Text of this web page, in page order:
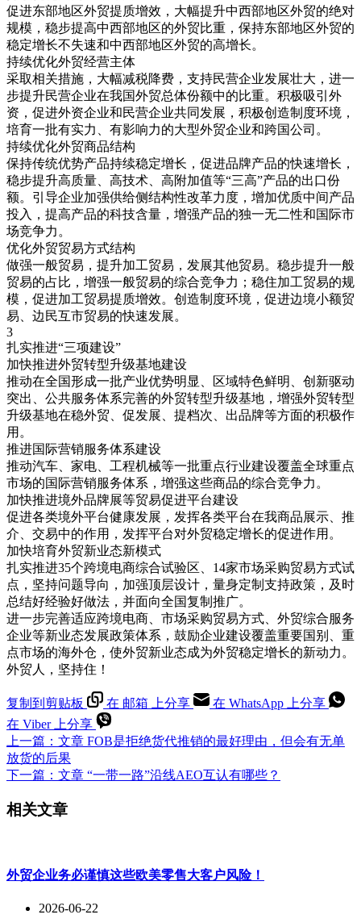
促进东部地区外贸提质增效，大幅提升中西部地区外贸的绝对
规模，稳步提高中西部地区的外贸比重，保持东部地区外贸的
稳定增长不失速和中西部地区外贸的高增长。
持续优化外贸经营主体
采取相关措施，大幅减税降费，支持民营企业发展壮大，进一
步提升民营企业在我国外贸总体份额中的比重。积极吸引外
资，促进外资企业和民营企业共同发展，积极创造制度环境，
培育一批有实力、有影响力的大型外贸企业和跨国公司。
持续优化外贸商品结构
保持传统优势产品持续稳定增长，促进品牌产品的快速增长，
稳步提升高质量、高技术、高附加值等“三高”产品的出口份
额。引导企业加强供给侧结构性改革力度，增加优质中间产品
投入，提高产品的科技含量，增强产品的独一无二性和国际市
场竞争力。
优化外贸贸易方式结构
做强一般贸易，提升加工贸易，发展其他贸易。稳步提升一般
贸易的占比，增强一般贸易的综合竞争力；稳住加工贸易的规
模，促进加工贸易提质增效。创造制度环境，促进边境小额贸
易、边民互市贸易的快速发展。
3
扎实推进“三项建设”
加快推进外贸转型升级基地建设
推动在全国形成一批产业优势明显、区域特色鲜明、创新驱动
突出、公共服务体系完善的外贸转型升级基地，增强外贸转型
升级基地在稳外贸、促发展、提档次、出品牌等方面的积极作
用。
推进国际营销服务体系建设
推动汽车、家电、工程机械等一批重点行业建设覆盖全球重点
市场的国际营销服务体系，增强这些商品的综合竞争力。
加快推进境外品牌展等贸易促进平台建设
促进各类境外平台健康发展，发挥各类平台在我商品展示、推
介、交易中的作用，发挥平台对外贸稳定增长的促进作用。
加快培育外贸新业态新模式
扎实推进35个跨境电商综合试验区、14家市场采购贸易方式试
点，坚持问题导向，加强顶层设计，量身定制支持政策，及时
总结好经验好做法，并面向全国复制推广。
进一步完善适应跨境电商、市场采购贸易方式、外贸综合服务
企业等新业态发展政策体系，鼓励企业建设覆盖重要国别、重
点市场的海外仓，使外贸新业态成为外贸稳定增长的新动力。
外贸人，坚持住！
复制到剪贴板 在 邮箱 上分享
在 WhatsApp 上分享
在 Viber 上分享
上一篇： 文章 FOB是拒绝货代推销的最好理由，但会有无单
放货的后果
下一篇： 文章 “一带一路”沿线AEO互认有哪些？
相关文章
外贸企业务必谨慎这些欧美零售大客户风险！
2026-06-22